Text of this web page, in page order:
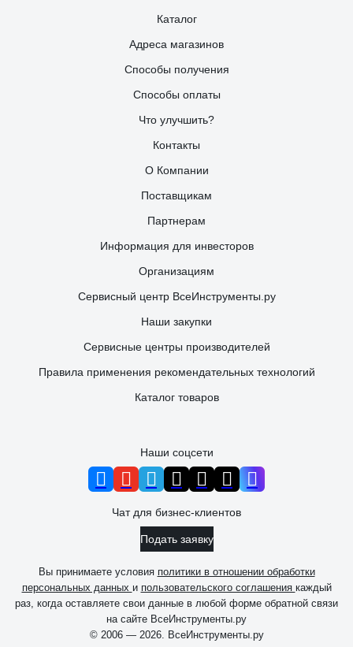
Каталог
Адреса магазинов
Способы получения
Способы оплаты
Что улучшить?
Контакты
О Компании
Поставщикам
Партнерам
Информация для инвесторов
Организациям
Сервисный центр ВсеИнструменты.ру
Наши закупки
Сервисные центры производителей
Правила применения рекомендательных технологий
Каталог товаров
Наши соцсети
Чат для бизнес-клиентов
Подать заявку
Вы принимаете условия политики в отношении обработки
персональных данных и пользовательского соглашения каждый
раз, когда оставляете свои данные в любой форме обратной связи
на сайте ВсеИнструменты.ру
© 2006 — 2026. ВсеИнструменты.ру